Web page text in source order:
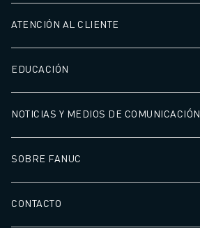
ATENCIÓN AL CLIENTE
EDUCACIÓN
NOTICIAS Y MEDIOS DE COMUNICACIÓN
SOBRE FANUC
CONTACTO